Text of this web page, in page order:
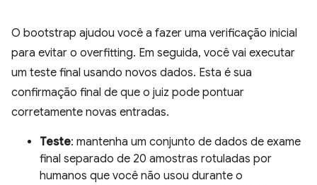
O bootstrap ajudou você a fazer uma verificação inicial
para evitar o overfitting. Em seguida, você vai executar
um teste final usando novos dados. Esta é sua
confirmação final de que o juiz pode pontuar
corretamente novas entradas.
Teste: mantenha um conjunto de dados de exame
final separado de 20 amostras rotuladas por
humanos que você não usou durante o